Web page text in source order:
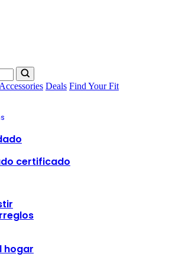
Accessories Deals Find Your Fit
certificado
hogar